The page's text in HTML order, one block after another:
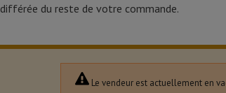
différée du reste de votre commande.
Le vendeur est actuellement en